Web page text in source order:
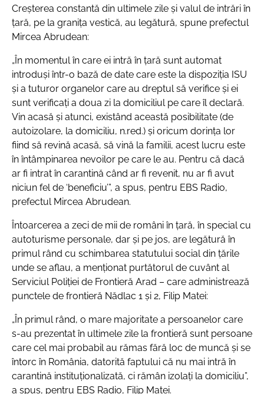
Creșterea constantă din ultimele zile și valul de intrări în
țară, pe la granița vestică, au legătură, spune prefectul
Mircea Abrudean:
„În momentul în care ei intră în țară sunt automat
introduși într-o bază de date care este la dispoziția ISU
și a tuturor organelor care au dreptul să verifice și ei
sunt verificați a doua zi la domiciliul pe care îl declară.
Vin acasă și atunci, existând această posibilitate (de
autoizolare, la domiciliu, n.red.) și oricum dorința lor
fiind să revină acasă, să vină la familii, acest lucru este
în întâmpinarea nevoilor pe care le au. Pentru că dacă
ar fi intrat în carantină când ar fi revenit, nu ar fi avut
niciun fel de ‘beneficiu’”, a spus, pentru EBS Radio,
prefectul Mircea Abrudean.
Întoarcerea a zeci de mii de români în țară, în special cu
autoturisme personale, dar și pe jos, are legătură în
primul rând cu schimbarea statutului social din țările
unde se aflau, a menționat purtătorul de cuvânt al
Serviciul Poliției de Frontieră Arad – care administrează
punctele de frontieră Nădlac 1 și 2, Filip Matei:
„În primul rând, o mare majoritate a persoanelor care
s-au prezentat în ultimele zile la frontieră sunt persoane
care cel mai probabil au rămas fără loc de muncă și se
întorc în România, datorită faptului că nu mai intră în
carantină instituționalizată, ci rămân izolați la domiciliu”,
a spus, pentru EBS Radio, Filip Matei.